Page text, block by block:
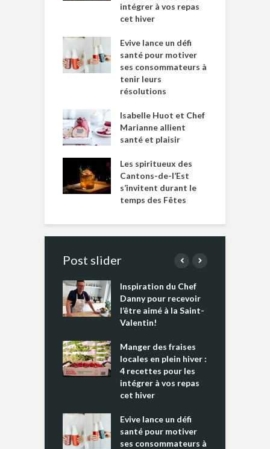
intégrer à vos repas
cet hiver
Evive lance un défi
santé pour motiver
ses consommateurs à
tenir leurs
résolutions
Isabelle Huot et Chef
Marianne allient
santé et plaisir
Les spiritueux des
Cantons-de-l’Est
s’invitent durant le
temps des Fêtes
Post slider
Inspiration du Chef
Danny pour recevoir
l’être aimé à la Saint-
Valentin!
Manger des fraises
locales en plein hiver :
4 recettes pour les
intégrer à vos repas
cet hiver
Evive lance un défi
santé pour motiver
ses consommateurs à